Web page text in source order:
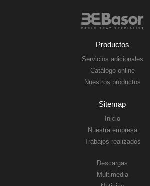
Productos
Servicios adicionales
Catálogo online
Nuestros productos
Sitemap
Inicio
Nuestra empresa
Trabajos realizados
Descargas
Multimedia